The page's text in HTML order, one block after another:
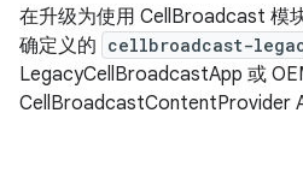
在升级为使用 CellBroadcast 模
确定义的 cellbroadcast-
LegacyCellBroadcastApp 或
CellBroadcastContentProvider